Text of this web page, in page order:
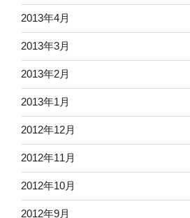
2013年4月
2013年3月
2013年2月
2013年1月
2012年12月
2012年11月
2012年10月
2012年9月